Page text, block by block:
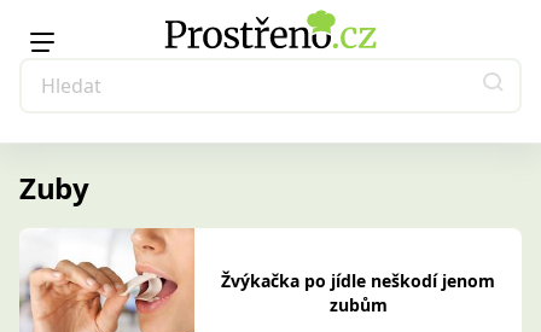
Zuby
Žvýkačka po jídle neškodí jenom
zubům